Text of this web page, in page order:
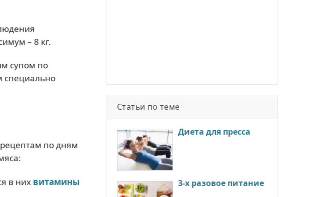
– 8 кг.
супом по
специально
по дням
в них витамины
Статьи по теме
Диета для пресса
3-х разовое питание